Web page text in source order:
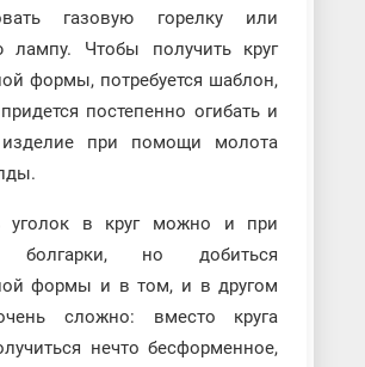
газовую горелку или
лампу. Чтобы получить круг
формы, потребуется шаблон,
постепенно огибать и
изделие при помощи молота
уголок в круг можно и при
болгарки, но добиться
формы и в том, и в другом
сложно: вместо круга
нечто бесформенное,